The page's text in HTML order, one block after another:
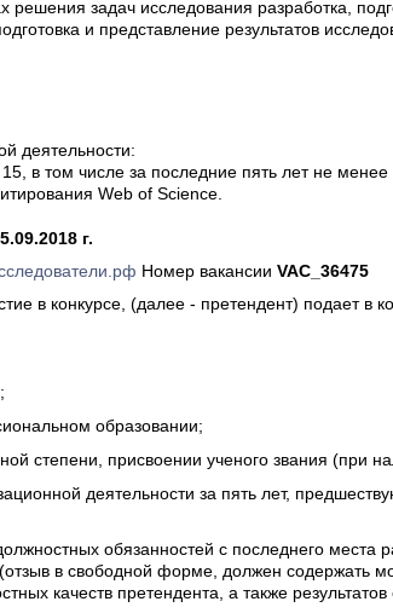
задач исследования разработка,
и представление результатов
деятельности:
в том числе за последние пять лет не
Web of Science.
г.
Номер вакансии VAC_36475
в конкурсе, (далее - претендент) подает
образовании;
степени, присвоении ученого звания (при
деятельности за пять лет,
обязанностей с последнего
в свободной форме, должен содержать
качеств претендента, а также